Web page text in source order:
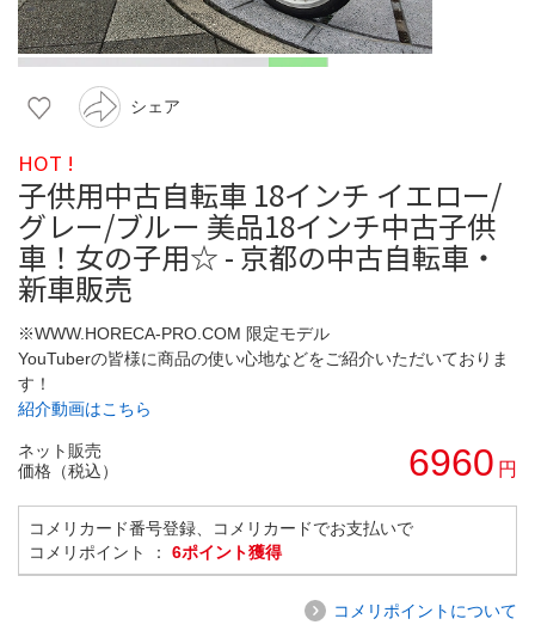
シェア
HOT !
子供用中古自転車 18インチ イエロー/
グレー/ブルー 美品18インチ中古子供
車！女の子用☆ - 京都の中古自転車・
新車販売
※WWW.HORECA-PRO.COM 限定モデル
YouTuberの皆様に商品の使い心地などをご紹介いただいておりま
す！
紹介動画はこちら
ネット販売
価格（税込）
6960 円
コメリカード番号登録、コメリカードでお支払いで
コメリポイント ： 6ポイント獲得
コメリポイントについて